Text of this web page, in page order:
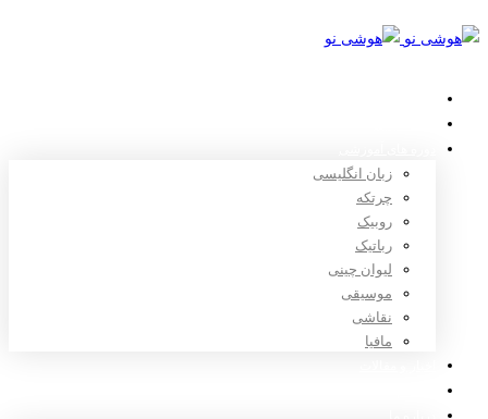
زبان انگلیسی
چرتکه
روبیک
رباتیک
لیوان چینی
موسیقی
نقاشی
مافیا